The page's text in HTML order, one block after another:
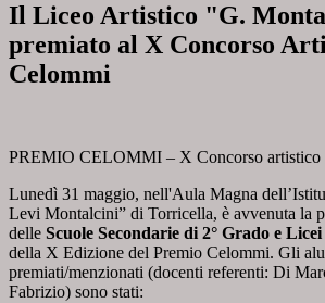
Il Liceo Artistico "G.
premiato al X Concorso
Celommi
PREMIO CELOMMI – X Concorso artistico
Lunedì 31 maggio, nell'Aula Magna
Levi Montalcini” di Torricella, è avvenuta la
delle Scuole Secondarie di 2° Grado e
della X Edizione del Premio Celommi. Gli
premiati/menzionati (docenti referenti: Di
Fabrizio) sono stati: